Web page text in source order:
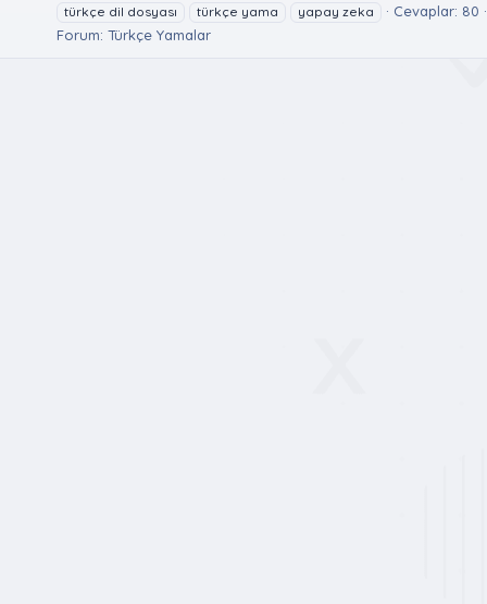
türkçe dil dosyası
türkçe yama yapay zeka
Cevaplar: 80
Forum: Türkçe Yamalar